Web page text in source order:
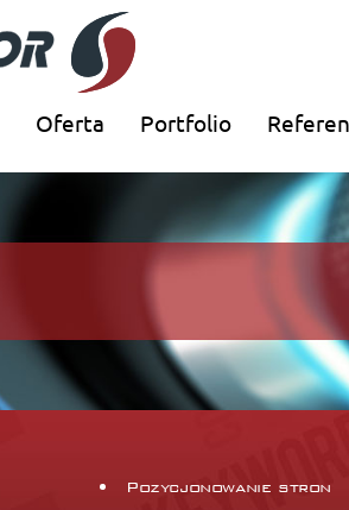
Oferta Portfolio
Pozycjonowanie stron